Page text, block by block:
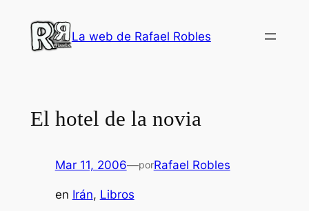
contenido
La web de Rafael Robles
El hotel de la novia
Mar 11, 2006—porRafael Robles
en Irán, Libros